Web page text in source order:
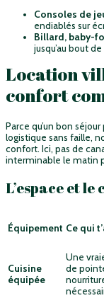
Consoles de
endiablés sur
Billard, baby-
jusqu’au bout
Location
confort
Parce qu’un bon
logistique sans faille,
confort. Ici, pas de
interminable le matin
L’espace et
Équipement Ce qui
Cuisine
équipée
Une
de